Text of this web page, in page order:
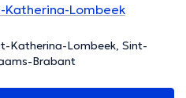
Lombeek
Katherina-Lombeek, Sint-
Brabant